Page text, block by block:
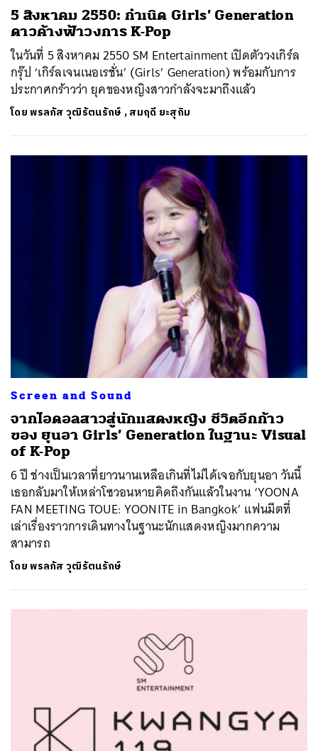
5 สิงหาคม 2550: กำเนิด Girls’ Generation
ดาวค้างฟ้าวงการ K-Pop
ในวันที่ 5 สิงหาคม 2550 SM Entertainment เปิดตัววงเกิร์ล
กรุ๊ป ‘เกิร์ลเจนเนอเรชั่น’ (Girls’ Generation) พร้อมกับการ
ประกาศกร้าวว่า ยุคของหญิงสาวกำลังจะมาถึงแล้ว
โดยพรลภัส วุฒิรัตนรักษ์ ,สมฤดี ยะสุกิม
Screen and Sound
จากไอดอลสาวสู่นักแสดงหญิง ชีวิตอีกก้าว
ของ ยุนอา Girls’ Generation ในฐานะ Visual
of K-Pop
6 ปี ช่างเป็นเวลาที่ยาวนานเหลือเกินที่ไม่ได้เจอกับยุนอา วันนี้
เธอกลับมาให้เหล่าโซวอนหายคิดถึงกันแล้วในงาน ‘YOONA
FAN MEETING TOUE: YOONITE in Bangkok’ แฟนมีตที่
เล่าเรื่องราวการเดินทางในฐานะนักแสดงหญิงมากความ
สามารถ
โดยพรลภัส วุฒิรัตนรักษ์